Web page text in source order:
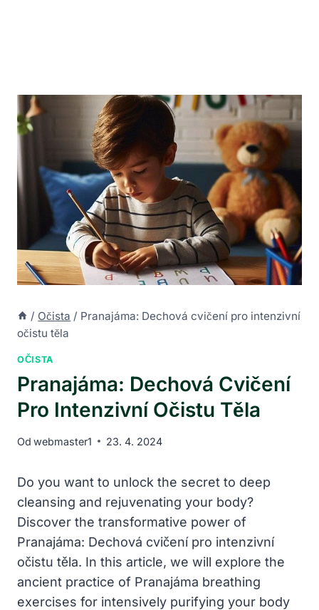
/ Očista / Pranajáma: Dechová cvičení pro intenzivní
očistu těla
OČISTA
Pranajáma: Dechová Cvičení
Pro Intenzivní Očistu Těla
Od webmaster1 23. 4. 2024
Do you want to unlock the secret to deep
cleansing and rejuvenating your body?
Discover the transformative power of
Pranajáma: Dechová cvičení pro intenzivní
očistu těla. In this article, we will explore the
ancient practice of Pranajáma breathing
exercises for intensively purifying your body